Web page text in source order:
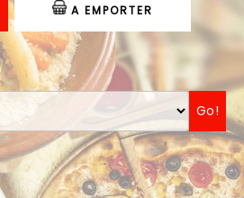
A EMPORTER
Go!